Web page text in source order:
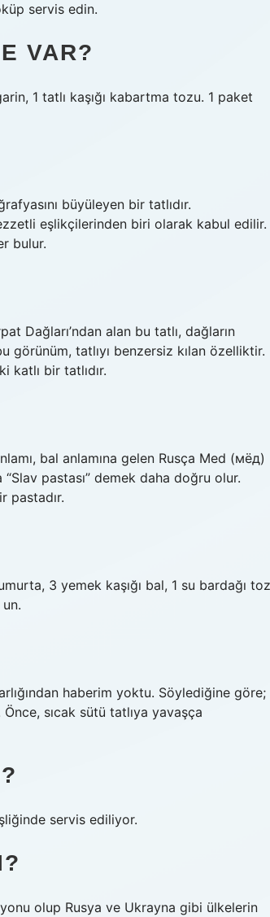
servis edin.
VAR?
1 tatlı kaşığı kabartma tozu. 1 paket
büyüleyen bir tatlıdır.
eşlikçilerinden biri olarak kabul edilir.
bulur.
Dağları’ndan alan bu tatlı, dağların
görünüm, tatlıyı benzersiz kılan özelliktir.
katlı bir tatlıdır.
bal anlamına gelen Rusça Med (мёд)
pastası” demek daha doğru olur.
pastadır.
3 yemek kaşığı bal, 1 su bardağı toz
haberim yoktu. Söylediğine göre;
sıcak sütü tatlıya yavaşça
servis ediliyor.
olup Rusya ve Ukrayna gibi ülkelerin